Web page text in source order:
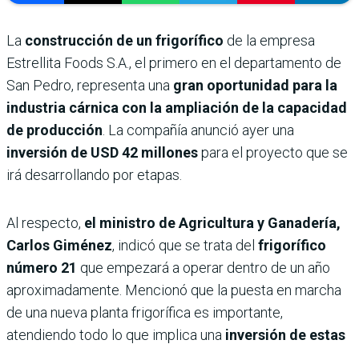
La construcción de un frigorífico de la empresa
Estrellita Foods S.A., el primero en el departamento de
San Pedro, representa una gran oportunidad para la
industria cárnica con la ampliación de la capacidad
de producción. La compañía anunció ayer una
inversión de USD 42 millonespara el proyecto que se
irá desarrollando por etapas.
Al respecto, el ministro de Agricultura y Ganadería,
Carlos Giménez, indicó que se trata del frigorífico
número 21 que empezará a operar dentro de un año
aproximadamente. Mencionó que la puesta en marcha
de una nueva planta frigorífica es importante,
atendiendo todo lo que implica una inversión de estas